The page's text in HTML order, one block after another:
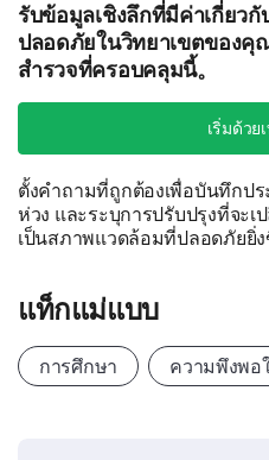
รับข้อมูลเชิงลึกที่มีค่าเกี่ยว
ปลอดภัยในวิทยาเขตของคุ
สำรวจที่ครอบคลุมนี้。
เริ่มด้วย
ตั้งคำถามที่ถูกต้องเพื่อบันทึกป
ห่วง และระบุการปรับปรุงที่จะ
เป็นสภาพแวดล้อมที่ปลอดภัยยิ่
แท็กแม่แบบ
การศึกษา ความพึงพอ